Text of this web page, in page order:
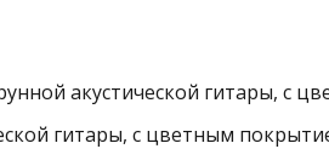
акустической гитары, с
гитары, с цветным